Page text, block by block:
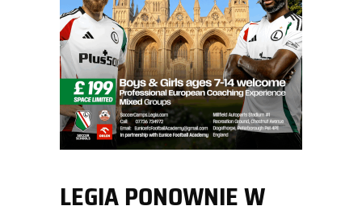
LEGIA PONOWNIE W